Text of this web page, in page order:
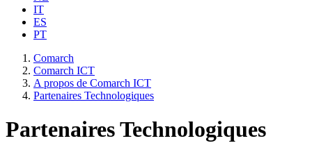
IT
ES
PT
Comarch
Comarch ICT
A propos de Comarch ICT
Partenaires Technologiques
Partenaires Technologiques